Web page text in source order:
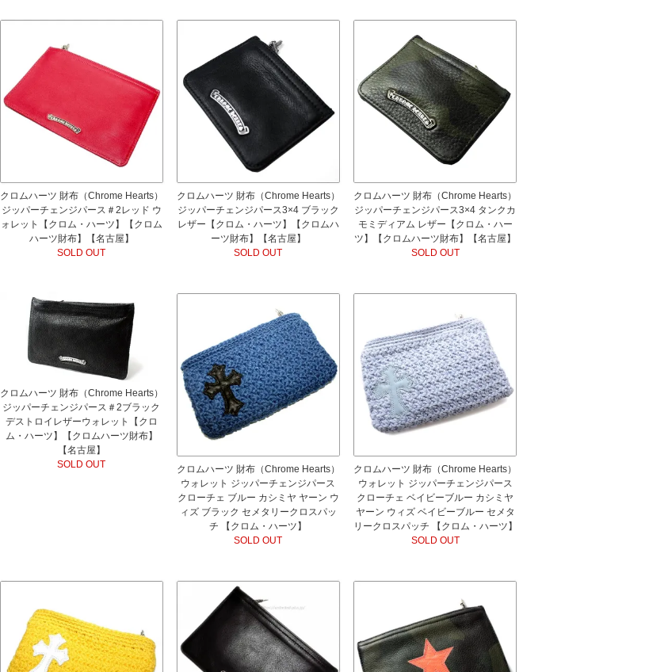
クロムハーツ 財布（Chrome Hearts）
ジッパーチェンジパース＃2レッド ウ
ォレット【クロム・ハーツ】【クロム
ハーツ財布】【名古屋】
SOLD OUT
クロムハーツ 財布（Chrome Hearts）
ジッパーチェンジパース3×4 ブラック
レザー【クロム・ハーツ】【クロムハ
ーツ財布】【名古屋】
SOLD OUT
クロムハーツ 財布（Chrome Hearts）
ジッパーチェンジパース3×4 タンクカ
モミディアム レザー【クロム・ハー
ツ】【クロムハーツ財布】【名古屋】
SOLD OUT
クロムハーツ 財布（Chrome Hearts）
ジッパーチェンジパース＃2ブラック
デストロイレザーウォレット【クロ
ム・ハーツ】【クロムハーツ財布】
【名古屋】
SOLD OUT
クロムハーツ 財布（Chrome Hearts）
ウォレット ジッパーチェンジパース
クローチェ ブルー カシミヤ ヤーン ウ
ィズ ブラック セメタリークロスパッ
チ 【クロム・ハーツ】
SOLD OUT
クロムハーツ 財布（Chrome Hearts）
ウォレット ジッパーチェンジパース
クローチェ ベイビーブルー カシミヤ
ヤーン ウィズ ベイビーブルー セメタ
リークロスパッチ 【クロム・ハーツ】
SOLD OUT